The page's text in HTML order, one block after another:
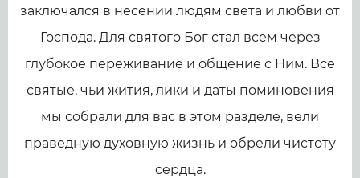
заключался в несении людям света и любви от
Господа. Для святого Бог стал всем через
глубокое переживание и общение с Ним. Все
святые, чьи жития, лики и даты поминовения
мы собрали для вас в этом разделе, вели
праведную духовную жизнь и обрели чистоту
сердца.